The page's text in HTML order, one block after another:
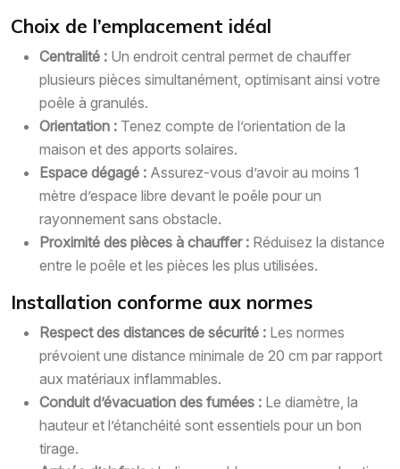
Choix de l’emplacement idéal
Centralité : Un endroit central permet de chauffer
plusieurs pièces simultanément, optimisant ainsi votre
poêle à granulés.
Orientation : Tenez compte de l’orientation de la
maison et des apports solaires.
Espace dégagé : Assurez-vous d’avoir au moins 1
mètre d’espace libre devant le poêle pour un
rayonnement sans obstacle.
Proximité des pièces à chauffer : Réduisez la distance
entre le poêle et les pièces les plus utilisées.
Installation conforme aux normes
Respect des distances de sécurité : Les normes
prévoient une distance minimale de 20 cm par rapport
aux matériaux inflammables.
Conduit d’évacuation des fumées : Le diamètre, la
hauteur et l’étanchéité sont essentiels pour un bon
tirage.